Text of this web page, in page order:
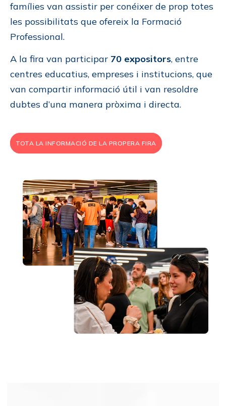
famílies van assistir per conéixer de prop totes
les possibilitats que ofereix la Formació
Professional.
A la fira van participar 70 expositors, entre
centres educatius, empreses i institucions, que
van compartir informació útil i van resoldre
dubtes d’una manera pròxima i directa.
TOTA LA INFORMACIÓ DE LA PROPERA FIRA